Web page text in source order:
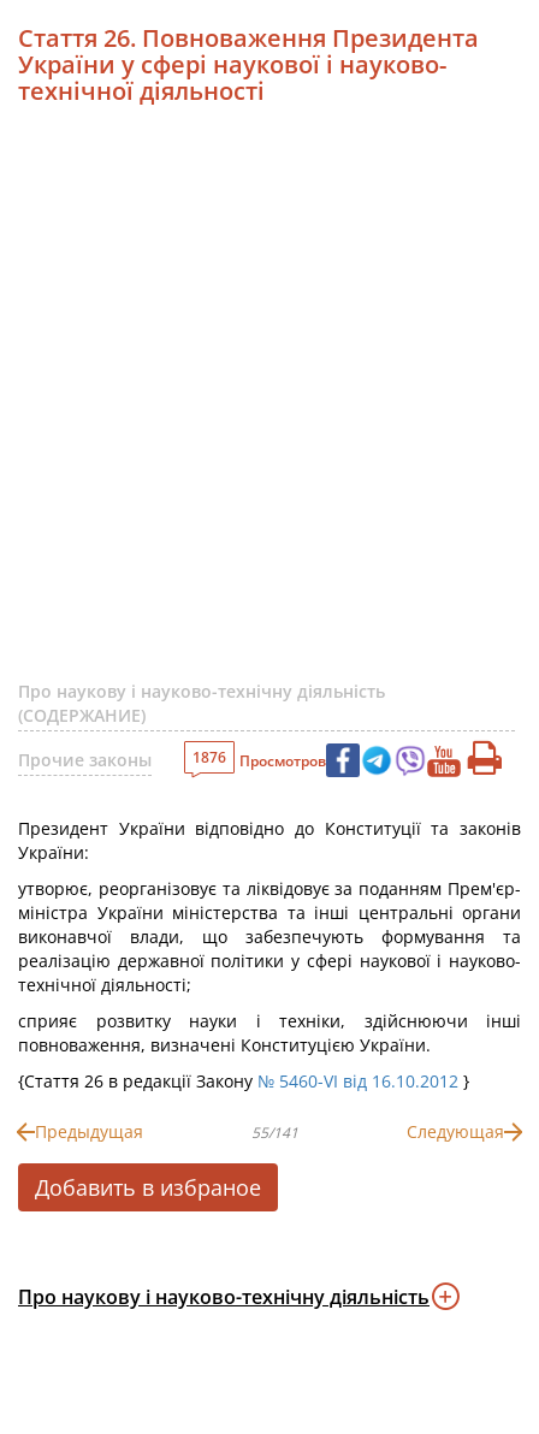
Стаття 26. Повноваження Президента
України у сфері наукової і науково-
технічної діяльності
Про наукову і науково-технічну діяльність
(СОДЕРЖАНИЕ)
Прочие законы
1876 Просмотров
Президент України відповідно до Конституції та законів
України:
утворює, реорганізовує та ліквідовує за поданням Прем'єр-
міністра України міністерства та інші центральні органи
виконавчої влади, що забезпечують формування та
реалізацію державної політики у сфері наукової і науково-
технічної діяльності;
сприяє розвитку науки і техніки, здійснюючи інші
повноваження, визначені Конституцією України.
{Стаття 26 в редакції Закону № 5460-VI від 16.10.2012 }
Предыдущая 55/141 Следующая
Добавить в избраное
Про наукову і науково-технічну діяльність